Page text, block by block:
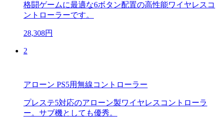
格闘ゲームに最適な6ボタン配置の高性能ワイヤレスコ
ントローラーです。
28,308円
2
アローン PS5用無線コントローラー
プレステ5対応のアローン製ワイヤレスコントローラ
ー。サブ機としても優秀。